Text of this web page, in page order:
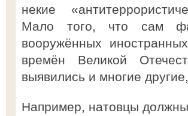
некие
Мало того, что сам
вооружённых
времён Великой
выявились и многие
Например, натовцы